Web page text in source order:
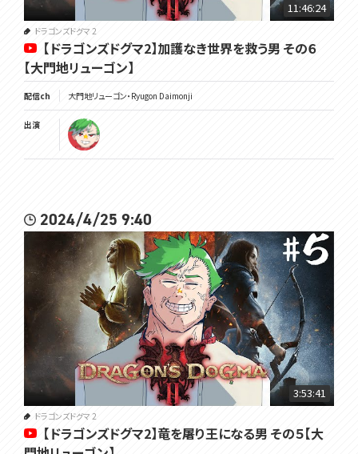
11:46:24
ドラゴンズドグマ 2
【ドラゴンズドグマ2】加護なき世界を救う男 その６
【大門地リューゴン】
配信ch 大門地リューゴン・Ryugon Daimonji
出演
2024/4/25 9:40
3:53:41
ドラゴンズドグマ 2
【ドラゴンズドグマ2】竜を屠り王になる男 その５【大